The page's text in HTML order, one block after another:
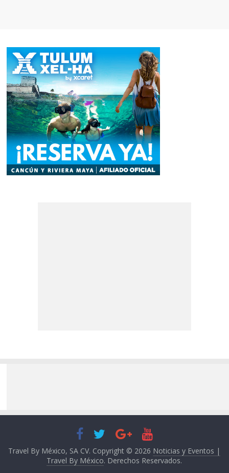
Travel By México, SA CV. Copyright © 2026 Noticias y Eventos |
Travel By México. Derechos Reservados.